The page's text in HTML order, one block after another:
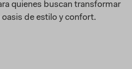
quienes buscan transformar
oasis de estilo y confort.